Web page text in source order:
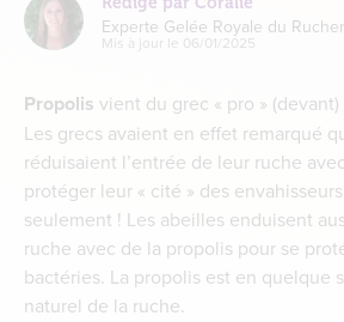
Experte Gelée Royale du Rucher
Mis à jour le 06/01/2025
Propolis vient du grec « pro » (devant)
Les grecs avaient en effet remarqué
réduisaient l’entrée de leur ruche
protéger leur « cité » des
seulement ! Les abeilles enduisent
ruche avec de la propolis pour se
bactéries. La propolis est en quelque
naturel de la ruche.